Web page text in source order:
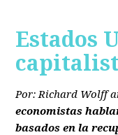
Estados
Por: Richard Wolff
economistas
basados en la